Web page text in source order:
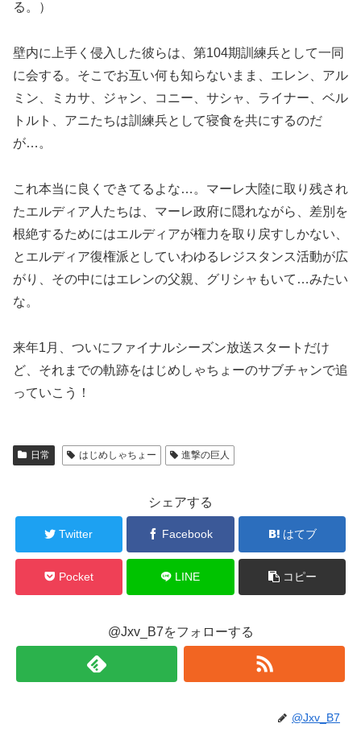
る。）
壁内に上手く侵入した彼らは、第104期訓練兵として一同
に会する。そこでお互い何も知らないまま、エレン、アル
ミン、ミカサ、ジャン、コニー、サシャ、ライナー、ベル
トルト、アニたちは訓練兵として寝食を共にするのだ
が…。
これ本当に良くできてるよな…。マーレ大陸に取り残され
たエルディア人たちは、マーレ政府に隠れながら、差別を
根絶するためにはエルディアが権力を取り戻すしかない、
とエルディア復権派としていわゆるレジスタンス活動が広
がり、その中にはエレンの父親、グリシャもいて…みたい
な。
来年1月、ついにファイナルシーズン放送スタートだけ
ど、それまでの軌跡をはじめしゃちょーのサブチャンで追
っていこう！
日常 はじめしゃちょー 進撃の巨人
シェアする
Twitter Facebook はてブ
Pocket LINE コピー
@Jxv_B7をフォローする
@Jxv_B7